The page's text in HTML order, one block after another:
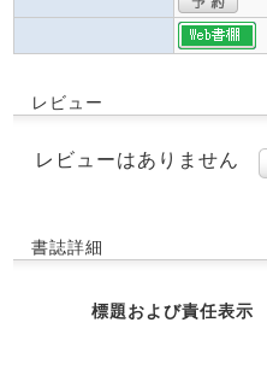
レビュー
レビューはありません
書誌詳細
標題および責任表示